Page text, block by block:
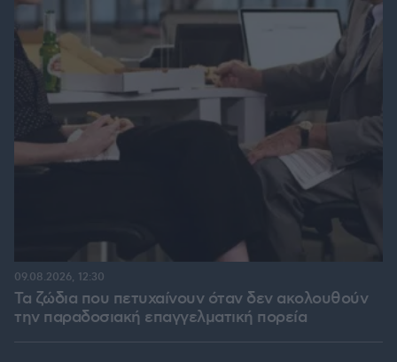
Τα ζώδια που πετυχαίνουν όταν δεν ακολουθούν
την παραδοσιακή επαγγελματική πορεία
09.08.2026, 12:30